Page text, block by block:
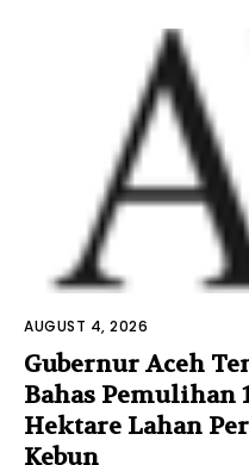
AUGUST 4, 2026
Gubernur Aceh
Bahas Pemulihan
Hektare Lahan
Kebun